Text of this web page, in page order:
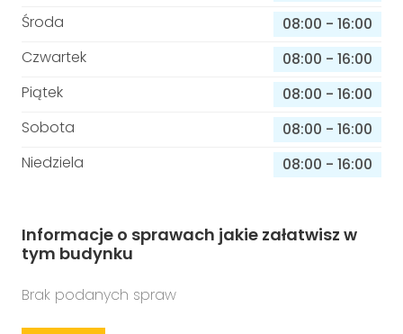
Środa
08:00 - 16:00
Czwartek
08:00 - 16:00
Piątek
08:00 - 16:00
Sobota
08:00 - 16:00
Niedziela
08:00 - 16:00
Informacje o sprawach jakie załatwisz w
tym budynku
Brak podanych spraw